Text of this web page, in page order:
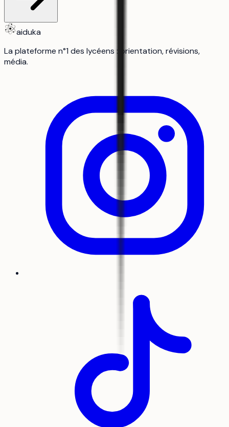
aiduka
La plateforme n°1 des lycéens : orientation, révisions,
média.